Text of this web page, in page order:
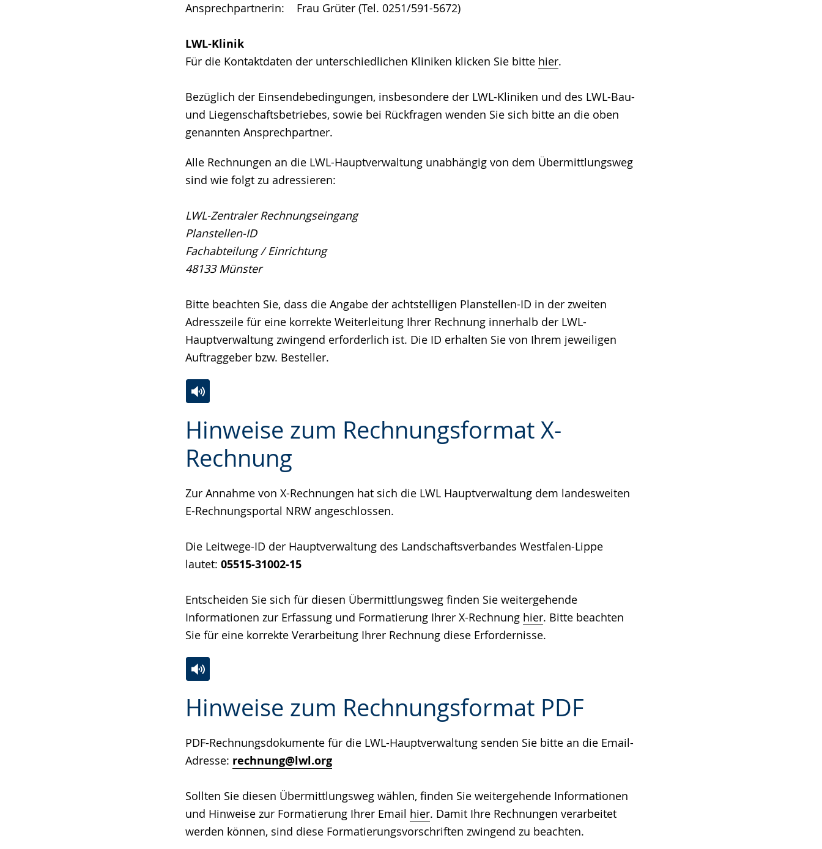
Ansprechpartnerin: Frau Grüter (Tel. 0251/591-5672)
LWL-Klinik
Für die Kontaktdaten der unterschiedlichen Kliniken klicken Sie bitte hier.
Bezüglich der Einsendebedingungen, insbesondere der LWL-Kliniken und des LWL-Bau-
und Liegenschaftsbetriebes, sowie bei Rückfragen wenden Sie sich bitte an die oben
genannten Ansprechpartner.
Alle Rechnungen an die LWL-Hauptverwaltung unabhängig von dem Übermittlungsweg
sind wie folgt zu adressieren:
LWL-Zentraler Rechnungseingang
Planstellen-ID
Fachabteilung / Einrichtung
48133 Münster
Bitte beachten Sie, dass die Angabe der achtstelligen Planstellen-ID in der zweiten
Adresszeile für eine korrekte Weiterleitung Ihrer Rechnung innerhalb der LWL-
Hauptverwaltung zwingend erforderlich ist. Die ID erhalten Sie von Ihrem jeweiligen
Auftraggeber bzw. Besteller.
Hinweise zum Rechnungsformat X-
Rechnung
Zur Annahme von X-Rechnungen hat sich die LWL Hauptverwaltung dem landesweiten
E-Rechnungsportal NRW angeschlossen.
Die Leitwege-ID der Hauptverwaltung des Landschaftsverbandes Westfalen-Lippe
lautet: 05515-31002-15
Entscheiden Sie sich für diesen Übermittlungsweg finden Sie weitergehende
Informationen zur Erfassung und Formatierung Ihrer X-Rechnung hier. Bitte beachten
Sie für eine korrekte Verarbeitung Ihrer Rechnung diese Erfordernisse.
Leichten
Sprache
wechseln.
Audio-
Unterstützung.
Video
in
Deutscher
wird
angezeigt.
Hinweise zum Rechnungsformat PDF
PDF-Rechnungsdokumente für die LWL-Hauptverwaltung senden Sie bitte an die Email-
Adresse: rechnung@lwl.org
Sollten Sie diesen Übermittlungsweg wählen, finden Sie weitergehende Informationen
und Hinweise zur Formatierung Ihrer Email hier. Damit Ihre Rechnungen verarbeitet
werden können, sind diese Formatierungsvorschriften zwingend zu beachten.
Leichten
wechseln.
Audio-
Video
Deutscher
Gebärdensprache
angezeigt.